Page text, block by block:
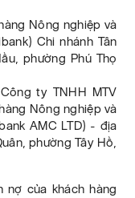
Nông nghiệp và
Chi nhánh Tân
phường Phú Thọ
ty TNHH MTV
Nông nghiệp và
AMC LTD) - địa
phường Tây Hồ,
nợ của khách hàng